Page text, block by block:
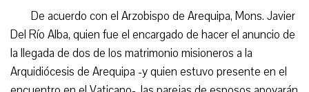
De acuerdo con el Arzobispo de Arequipa, Mons. Javier
Del Río Alba, quien fue el encargado de hacer el anuncio de
la llegada de dos de los matrimonio misioneros a la
Arquidiócesis de Arequipa -y quien estuvo presente en el